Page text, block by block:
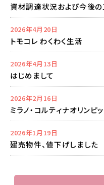
資材調達状況および今後
2026年4月20日
トモコレ わくわく生活
2026年4月13日
はじめまして
2026年2月16日
ミラノ・コルティナオリンピ
2026年1月19日
建売物件、値下げしました